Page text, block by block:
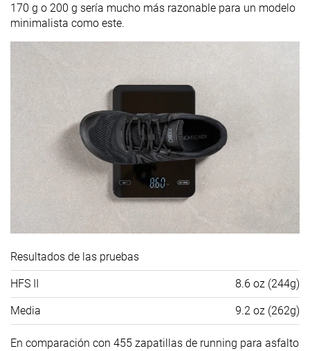
170 g o 200 g sería mucho más razonable para un modelo
minimalista como este.
Resultados de las pruebas
HFS II 8.6 oz (244g)
Media 9.2 oz (262g)
En comparación con 455 zapatillas de running para asfalto